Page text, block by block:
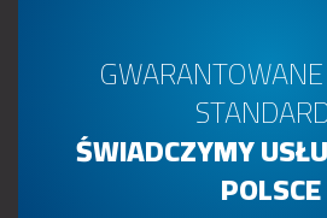
ŚWIADCZYMY
POLSCE